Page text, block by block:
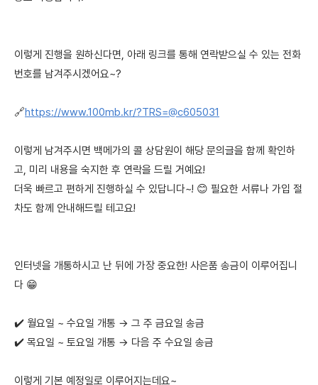
이렇게 진행을 원하신다면, 아래 링크를 통해 연락받으실 수 있는 전화
번호를 남겨주시겠어요~?
🔗https://www.100mb.kr/?TRS=@c605031
이렇게 남겨주시면 백메가의 콜 상담원이 해당 문의글을 함께 확인하
고, 미리 내용을 숙지한 후 연락을 드릴 거예요!
더욱 빠르고 편하게 진행하실 수 있답니다~! 😊 필요한 서류나 가입 절
차도 함께 안내해드릴 테고요!
인터넷을 개통하시고 난 뒤에 가장 중요한! 사은품 송금이 이루어집니
다 😁
✔️ 월요일 ~ 수요일 개통 → 그 주 금요일 송금
✔️ 목요일 ~ 토요일 개통 → 다음 주 수요일 송금
이렇게 기본 예정일로 이루어지는데요~